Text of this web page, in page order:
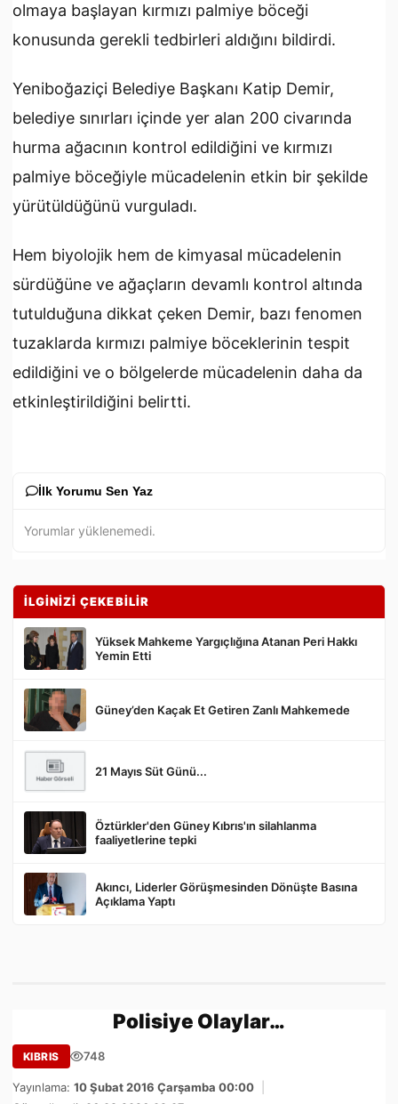
olmaya başlayan kırmızı palmiye böceği
konusunda gerekli tedbirleri aldığını bildirdi.
Yeniboğaziçi Belediye Başkanı Katip Demir,
belediye sınırları içinde yer alan 200 civarında
hurma ağacının kontrol edildiğini ve kırmızı
palmiye böceğiyle mücadelenin etkin bir şekilde
yürütüldüğünü vurguladı.
Hem biyolojik hem de kimyasal mücadelenin
sürdüğüne ve ağaçların devamlı kontrol altında
tutulduğuna dikkat çeken Demir, bazı fenomen
tuzaklarda kırmızı palmiye böceklerinin tespit
edildiğini ve o bölgelerde mücadelenin daha da
etkinleştirildiğini belirtti.
İlk Yorumu Sen Yaz
Gönder
Yorumlar yüklenemedi.
İLGİNİZİ ÇEKEBİLİR
Yüksek Mahkeme Yargıçlığına Atanan Peri Hakkı
Yemin Etti
Güney’den Kaçak Et Getiren Zanlı Mahkemede
21 Mayıs Süt Günü...
Öztürkler'den Güney Kıbrıs'ın silahlanma
faaliyetlerine tepki
Akıncı, Liderler Görüşmesinden Dönüşte Basına
Açıklama Yaptı
Polisiye Olaylar…
KIBRIS 748
Yayınlama: 10 Şubat 2016 Çarşamba 00:00